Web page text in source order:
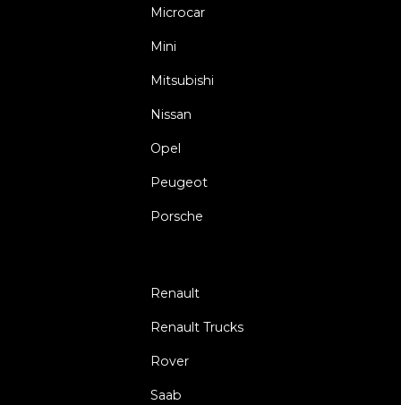
Microcar
Mini
Mitsubishi
Nissan
Opel
Peugeot
Porsche
Renault
Renault Trucks
Rover
Saab